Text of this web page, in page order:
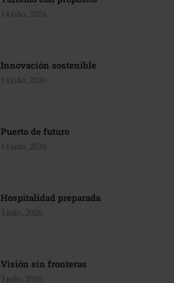
14 julio, 2026
Innovación sostenible
14 julio, 2026
Puerto de futuro
14 julio, 2026
Hospitalidad preparada
3 julio, 2026
Visión sin fronteras
3 julio, 2026